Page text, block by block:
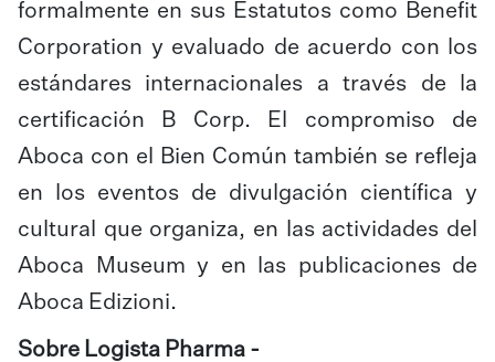
formalmente en sus Estatutos como Benefit
Corporation y evaluado de acuerdo con los
estándares internacionales a través de la
certificación B Corp. El compromiso de
Aboca con el Bien Común también se refleja
en los eventos de divulgación científica y
cultural que organiza, en las actividades del
Aboca Museum y en las publicaciones de
Aboca Edizioni.
Sobre Logista Pharma -